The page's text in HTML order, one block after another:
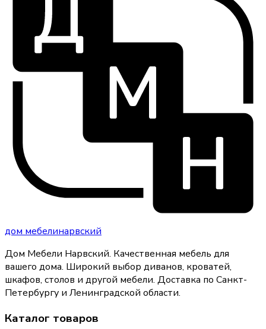
дом мебелинарвский
Дом Мебели Нарвский. Качественная мебель для
вашего дома. Широкий выбор диванов, кроватей,
шкафов, столов и другой мебели. Доставка по Санкт-
Петербургу и Ленинградской области.
Каталог товаров